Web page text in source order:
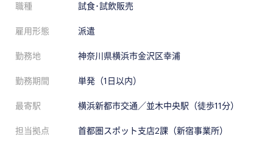
職種 試食･試飲販売
雇用形態 派遣
勤務地 神奈川県横浜市金沢区幸浦
勤務期間 単発（1日以内）
最寄駅 横浜新都市交通／並木中央駅（徒歩11分）
担当拠点 首都圏スポット支店2課（新宿事業所）